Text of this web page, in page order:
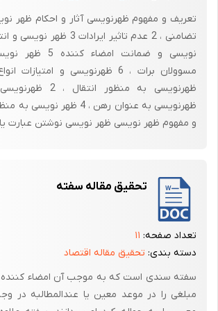
برای شکایت کیفری باید به دادسرای مراجعه کنیم که
حوزه قضائی باشد .
مثلا اگر چکی دربانک زاهدان صادر شده باشد و بر
باشد شاکی باید اعتراض خود را در دادسرای زاهدان
مدارک و هزینه های که جهت شکایت باید انجام شود
سوال : دارنده چک بدون محل از چه شخصی میتواند
فقط علیه صادر کننده . اگر
توان شکایت کرد
نویسی و ضمانت
مسوولان برات ، 6 ظهرنویسی و
ظهرنویسی به عنوان رهن ، 4
و مفهوم ظهر نویسی ظهر نویسی نوشتن عبارت
تحقیق مقاله سفته
تعداد صفحه: ۱۱
دسته بندی: تحقیق مقاله اقتصاد
سفته سندی است که به موجب آن امضاء کننده
مبلغی را در موعد معین یا عندالمطالبه در